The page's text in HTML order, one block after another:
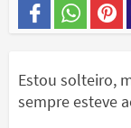
Estou solteiro,
sempre esteve